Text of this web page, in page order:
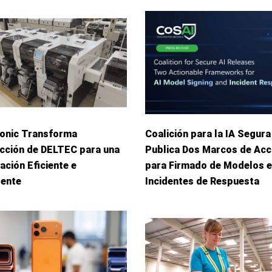
Transforma
de DELTEC para una
Eficiente e
Coalición para la IA Segura
Publica Dos Marcos de
para Firmado de Modelos e
Incidentes de Respuesta